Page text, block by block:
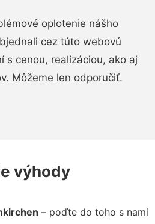
oplotenie nášho
cez túto webovú
s cenou, realizáciou, ako aj
Môžeme len odporučiť.
výhody
– poďte do toho s nami